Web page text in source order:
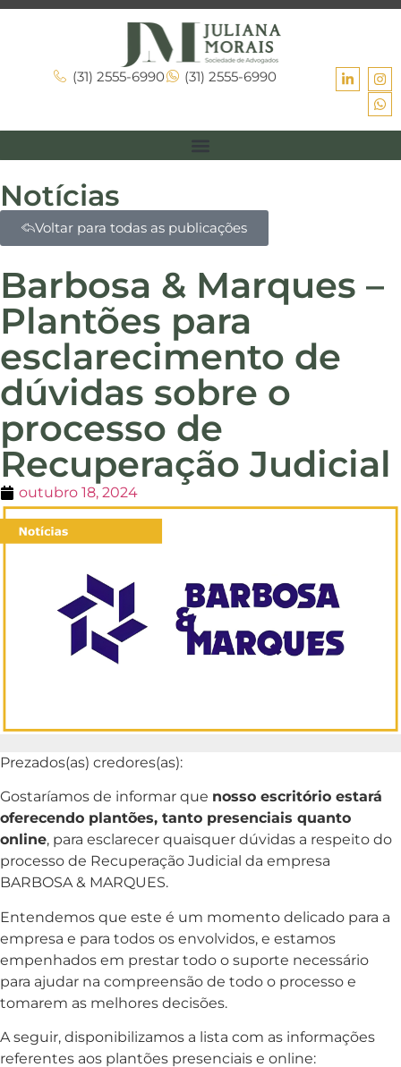
(31) 2555-6990 (31) 2555-6990
Notícias
Voltar para todas as publicações
Barbosa & Marques –
Plantões para
esclarecimento de
dúvidas sobre o
processo de
Recuperação Judicial
outubro 18, 2024
Prezados(as) credores(as):
Gostaríamos de informar que nosso escritório estará
oferecendo plantões, tanto presenciais quanto
online, para esclarecer quaisquer dúvidas a respeito do
processo de Recuperação Judicial da empresa
BARBOSA & MARQUES.
Entendemos que este é um momento delicado para a
empresa e para todos os envolvidos, e estamos
empenhados em prestar todo o suporte necessário
para ajudar na compreensão de todo o processo e
tomarem as melhores decisões.
A seguir, disponibilizamos a lista com as informações
referentes aos plantões presenciais e online: